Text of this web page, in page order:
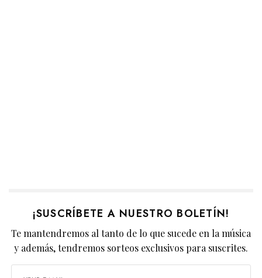
¡SUSCRÍBETE A NUESTRO BOLETÍN!
Te mantendremos al tanto de lo que sucede en la música
y además, tendremos sorteos exclusivos para suscrites.